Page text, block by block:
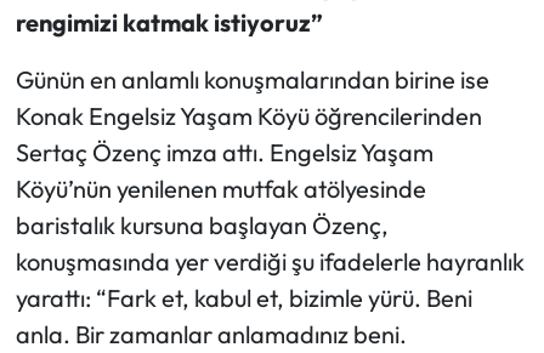
rengimizi katmak istiyoruz”
Günün en anlamlı konuşmalarından birine ise
Konak Engelsiz Yaşam Köyü öğrencilerinden
Sertaç Özenç imza attı. Engelsiz Yaşam
Köyü’nün yenilenen mutfak atölyesinde
baristalık kursuna başlayan Özenç,
konuşmasında yer verdiği şu ifadelerle hayranlık
yarattı: “Fark et, kabul et, bizimle yürü. Beni
anla. Bir zamanlar anlamadınız beni.